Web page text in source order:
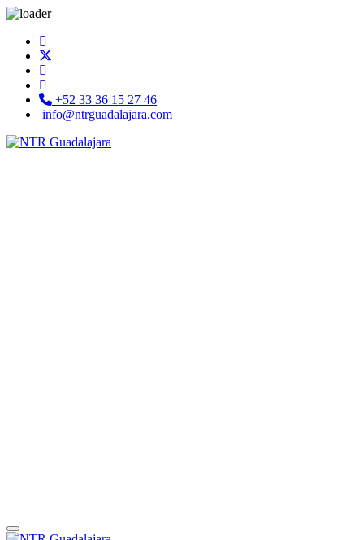
+52 33 36 15 27 46
info@ntrguadalajara.com